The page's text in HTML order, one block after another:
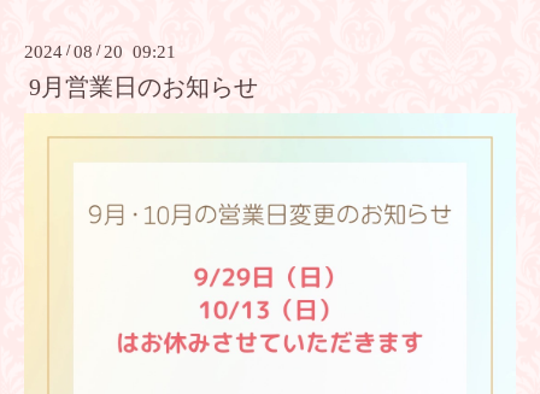
2024 /08 / 20 09:21
9月営業日のお知らせ